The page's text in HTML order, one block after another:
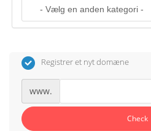
Registrer et nyt domæne
www.
Check